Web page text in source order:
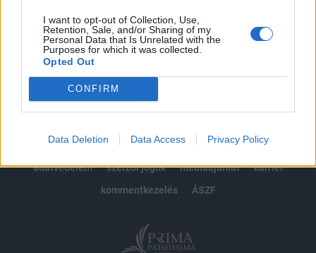
I want to opt-out of Collection, Use,
Retention, Sale, and/or Sharing of my
Personal Data that Is Unrelated with the
Purposes for which it was collected.
Opted Out
CONFIRM
Data Deletion Data Access Privacy Policy
impresszum
jogi nyilatkozat
süti beállítások
adatvédelem
szerzői jogok médiaajánlat
karrier
kommentkezelés
ÁSZF